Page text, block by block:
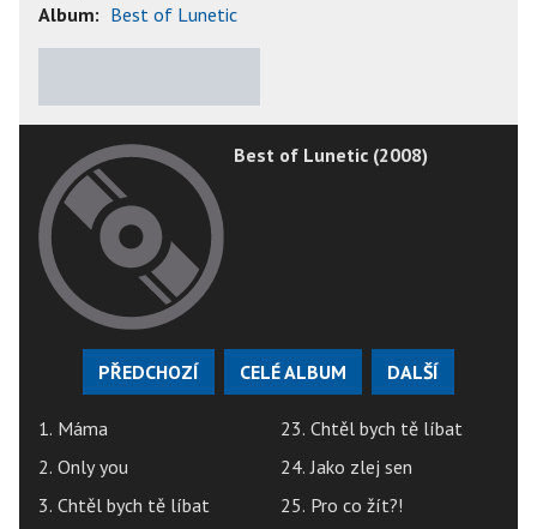
Album: Best of Lunetic
Best of Lunetic (2008)
PŘEDCHOZÍ CELÉ ALBUM DALŠÍ
1. Máma
2. Only you
3. Chtěl bych tě líbat
23. Chtěl bych tě líbat
24. Jako zlej sen
25. Pro co žít?!